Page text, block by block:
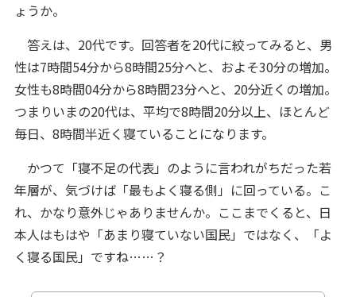
ょうか。
答えは、20代です。回答者を20代に絞ってみると、男
性は7時間54分から8時間25分へと、およそ30分の増加。
女性も8時間04分から8時間23分へと、20分近くの増加。
つまりいまの20代は、平均で8時間20分以上、ほとんど
毎日、8時間半近く寝ていることになります。
かつて「寝不足の代表」のように言われがちだった若
年層が、気づけば「最もよく寝る側」に回っている。こ
れ、かなり意外じゃありませんか。ここまでくると、日
本人はもはや「あまり寝ていない国民」ではなく、「よ
く寝る国民」ですね……？